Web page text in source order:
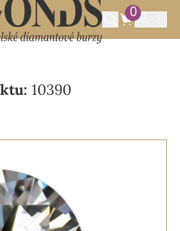
0
0.40CT D/VS1 S GIA
10390